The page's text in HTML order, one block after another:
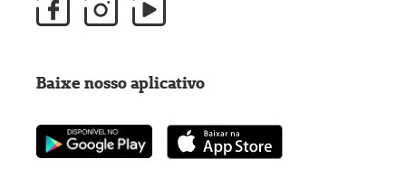
Baixe nosso aplicativo